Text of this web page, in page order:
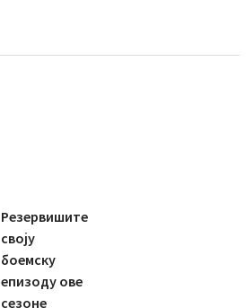
Резервишите
своју
боемску
епизоду ове
сезоне